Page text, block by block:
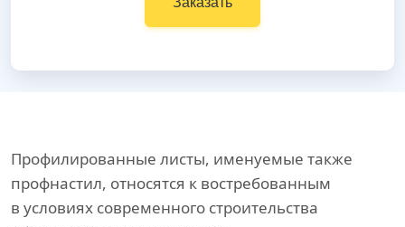
Профилированные листы, именуемые также
профнастил, относятся к востребованным
в условиях современного строительства